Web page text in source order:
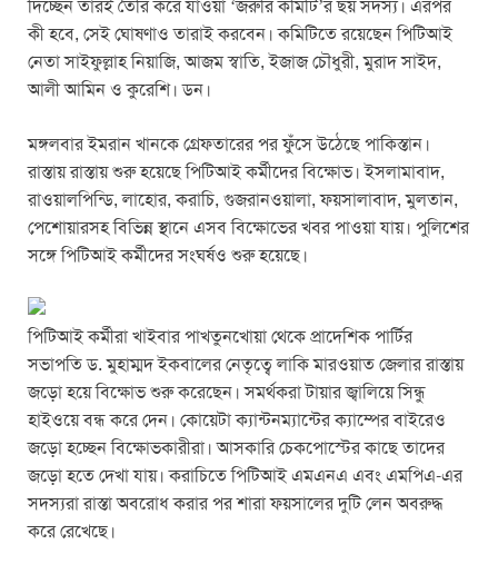
o
k
p er
দিচ্ছেন তারই তৈরি করে যাওয়া ‘জরুরি কমিটি’র ছয় সদস্য। এরপর
কী হবে, সেই ঘোষণাও তারাই করবেন। কমিটিতে রয়েছেন পিটিআই
নেতা সাইফুল্লাহ নিয়াজি, আজম স্বাতি, ইজাজ চৌধুরী, মুরাদ সাইদ,
আলী আমিন ও কুরেশি। ডন।
মঙ্গলবার ইমরান খানকে গ্রেফতারের পর ফুঁসে উঠেছে পাকিস্তান।
রাস্তায় রাস্তায় শুরু হয়েছে পিটিআই কর্মীদের বিক্ষোভ। ইসলামাবাদ,
রাওয়ালপিন্ডি, লাহোর, করাচি, গুজরানওয়ালা, ফয়সালাবাদ, মুলতান,
পেশোয়ারসহ বিভিন্ন স্থানে এসব বিক্ষোভের খবর পাওয়া যায়। পুলিশের
সঙ্গে পিটিআই কর্মীদের সংঘর্ষও শুরু হয়েছে।
পিটিআই কর্মীরা খাইবার পাখতুনখোয়া থেকে প্রাদেশিক পার্টির
সভাপতি ড. মুহাম্মদ ইকবালের নেতৃত্বে লাকি মারওয়াত জেলার রাস্তায়
জড়ো হয়ে বিক্ষোভ শুরু করেছেন। সমর্থকরা টায়ার জ্বালিয়ে সিন্ধু
হাইওয়ে বন্ধ করে দেন। কোয়েটা ক্যান্টনম্যান্টের ক্যাম্পের বাইরেও
জড়ো হচ্ছেন বিক্ষোভকারীরা। আসকারি চেকপোস্টের কাছে তাদের
জড়ো হতে দেখা যায়। করাচিতে পিটিআই এমএনএ এবং এমপিএ-এর
সদস্যরা রাস্তা অবরোধ করার পর শারা ফয়সালের দুটি লেন অবরুদ্ধ
করে রেখেছে।